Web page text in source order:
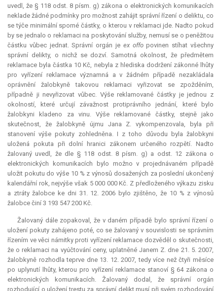
uvedl, že § 118 odst. 8 písm. g) zákona o elektronických komunikacích
neklade žádné podmínky pro možnost zahájit správní řízení o deliktu, co
se týče minimální sporné částky, o kterou v reklamaci jde. Nadto pokud
by se jednalo o reklamaci na poskytování služby, nemusí se o peněžitou
částku vůbec jednat. Správní orgán je ex offopovinen stíhat všechny
správní delikty, o nichž se dozví. Samotná okolnost, že předmětem
reklamace byla částka 10 Kč, nebyla z hlediska dodržení zákonné lhůty
pro vyřízení reklamace významná a v žádném případě nezakládala
oprávnění žalobkyně takovou reklamaci vyřizovat se zpožděním,
případně ji nevyřizovat vůbec. Výše reklamované částky je jednou z
okolností, které určují závažnost protiprávního jednání, které bylo
žalobkyni kladeno za vinu. Výše reklamované částky, stejně jako
skutečnost, že žalobkyně újmu Jana Z. vykompenzovala, byla při
stanovení výše pokuty zohledněna. I z toho důvodu byla žalobkyni
uložená pokuta při dolní hranici zákonem určeného rozpětí. Nadto
žalovaný uvedl, že dle § 118 odst. 8 písm. g) a odst. 12 zákona o
elektronických komunikacích bylo možno v projednávaném případě
uložit pokutu do výše 10 % z výnosů dosažených za poslední ukončený
kalendářní rok, nejvýše však 5 000 000 Kč. Z předloženého výkazu zisku
a ztráty žalobce ke dni 31. 12. 2006 bylo zjištěno, že 10 % z výnosů
žalobce činí 3 193 547 200 Kč.
Žalovaný dále zopakoval, že v daném případě bylo správní řízení o
uložení pokuty zahájeno poté, co se žalovaný v souvislosti se správním
řízením ve věci námitky proti vyřízení reklamace dozvěděl o skutečnosti,
že o reklamaci na vyúčtování ceny, uplatněné Janem Z. dne 21. 5. 2007,
žalobkyně rozhodla teprve dne 13. 12. 2007, tedy více než čtyři měsíce
po uplynutí lhůty, kterou pro vyřízení reklamace stanoví § 64 zákona o
elektronických komunikacích. Žalovaný dodal, že správní orgán
rozhodující o uložení trestu za správní delikt musí při svém rozhodování